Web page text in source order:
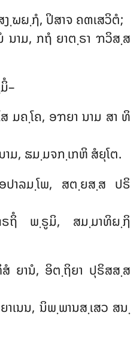
ງ຺ຆຏ຺ຐໍ, ປິສາຈ ຄຓເສວິຕໍ;
ນາມ, ກຖໍ ຍາຕ຺ຣາ ຠວິສ຺ສ
–
ສ ມຄ຺ໂຄ, ອຠຍາ ນາມ ສາ ທິ
າມ, ຘມ຺ມຈກ຺ເກຫິ ສໍຍຸໂຕ.
າລມ຺ໂພ, ສຕ຺ຍສ຺ສ ປຣິ
ຣຖິໍ ພ຺ຣູມິ, ສມ຺ມາທິຏ຺ຐິ
ຍານໍ, ອິຕ຺ຖິຍາ ປຸຣິສສ຺ສ
ຍາເນນ, ນິພ຺ພານສ຺ເສວ ສນ຺